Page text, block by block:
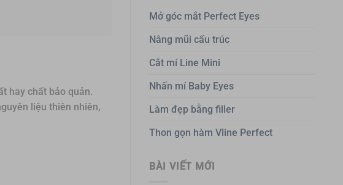
hay chất bảo quản.
liệu thiên nhiên,
Mở góc mắt Perfect Eyes
Nâng mũi cấu trúc
Cắt mí Line Mini
Nhấn mí Baby Eyes
Làm đẹp bằng filler
Thon gọn hàm Vline Perfect
BÀI VIẾT MỚI